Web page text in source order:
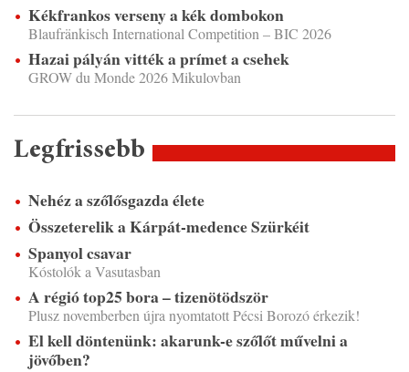
Kékfrankos verseny a kék dombokon
Blaufränkisch International Competition – BIC 2026
Hazai pályán vitték a prímet a csehek
GROW du Monde 2026 Mikulovban
Legfrissebb
Nehéz a szőlősgazda élete
Összeterelik a Kárpát-medence Szürkéit
Spanyol csavar
Kóstolók a Vasutasban
A régió top25 bora – tizenötödször
Plusz novemberben újra nyomtatott Pécsi Borozó érkezik!
El kell döntenünk: akarunk-e szőlőt művelni a
jövőben?